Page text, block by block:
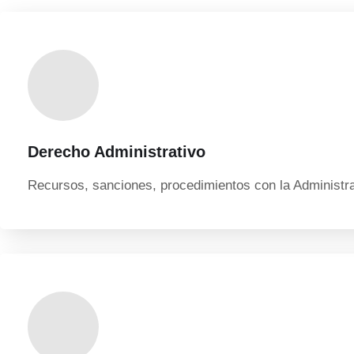
Derecho Administrativo
Recursos, sanciones, procedimientos con la